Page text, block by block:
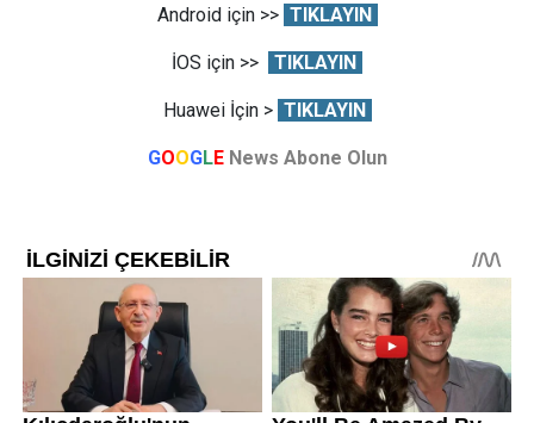
Android için >> TIKLAYIN
İOS için >> TIKLAYIN
Huawei İçin > TIKLAYIN
GOOGLE News Abone Olun